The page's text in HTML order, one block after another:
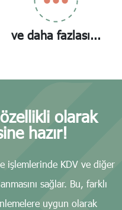
ve daha fazlası...
olarak
hazır!
işlemlerinde KDV ve diğer
sağlar. Bu, farklı
uygun olarak